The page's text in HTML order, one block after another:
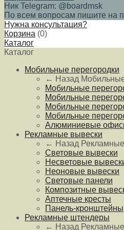
Ник Telegram: @boardmsk
По всем вопросам пишите на
Нужна консультация?
Корзина (0)
Каталог
Каталог
Мобильные перегородки
← Назад
Мобильные
Мобильные
Мобильные
Мобильные
Алюминиевые
Рекламные вывески
← Назад
Световые вывески
Несветовые
Неоновые вывески
Световые панели
Композитные
Аптечные кресты
Панель-кронштейны
Рекламные штендеры
← Назад